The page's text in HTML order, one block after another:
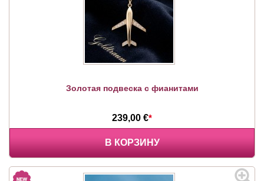
Золотая подвеска с фианитами
239,00 €*
В КОРЗИНУ